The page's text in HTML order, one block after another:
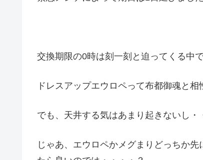
交換期限の0時は刻一刻と迫ってくる中
ドレスアップエウロペって布都御魂と相
でも、天井する気はあまり起きないし・
じゃあ、エウロペかメグまりどっちか